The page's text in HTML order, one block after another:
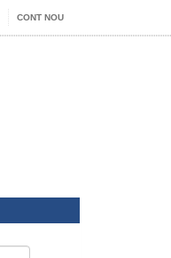
CONT NOU